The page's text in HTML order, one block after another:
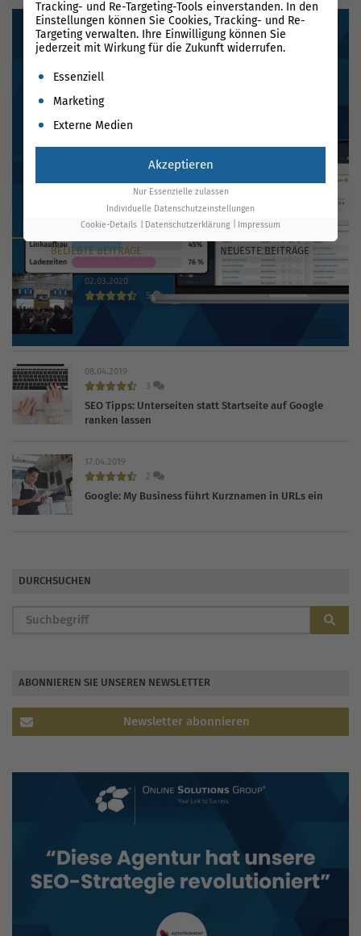
BELIEBTEBEITRÄGE NEUESTEBEITRÄGE
02.03.2020
5
08.04.2019
3
SEO Tipps: Unterseiten statt Startseite auf Google
ranken lassen
17.04.2019
2
Google: My Business führt Kurznamen in URLs ein
DURCHSUCHEN
ABONNIEREN SIE UNSEREN NEWSLETTER
Newsletter abonnieren
Tracking- und Re-Targeting-Tools einverstanden. In den
Einstellungen können Sie Cookies, Tracking- und Re-
Targeting verwalten. Ihre Einwilligung können Sie
jederzeit mit Wirkung für die Zukunft widerrufen.
Es folgt eine Liste der Service-Gruppen, für die eine
Essenziell
Marketing
Externe Medien
Akzeptieren
Nur Essenzielle zulassen
Individuelle Datenschutzeinstellungen
Cookie-Details
Datenschutzerklärung Impressum